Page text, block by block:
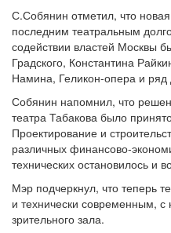
С.Собянин отметил, что
последним театральным
содействии властей Москвы
Градского, Константина
Намина, Геликон-опера и ряд
Собянин напомнил, что
театра Табакова было
Проектирование и
различных финансово-
технических остановилось и
Мэр подчеркнул, что теперь
и технически современным,
зрительного зала.